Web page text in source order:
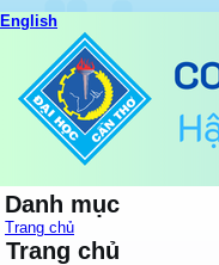
English
Danh mục
Trang chủ
Trang chủ